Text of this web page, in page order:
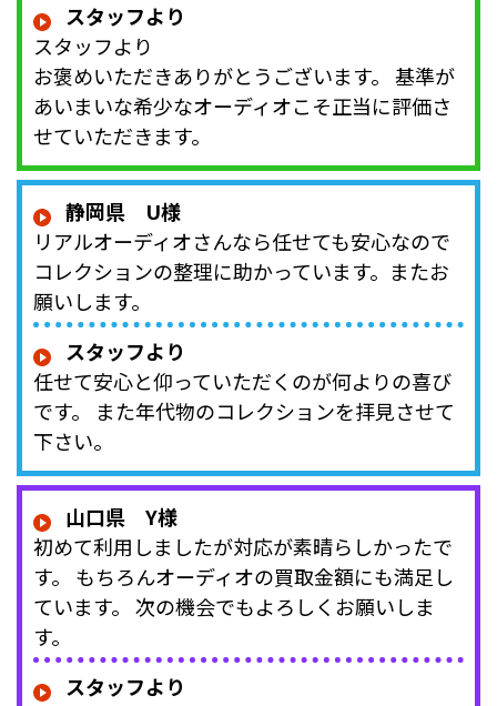
スタッフより
スタッフより
お褒めいただきありがとうございます。 基準が
あいまいな希少なオーディオこそ正当に評価さ
せていただきます。
静岡県 U様
リアルオーディオさんなら任せても安心なので
コレクションの整理に助かっています。またお
願いします。
スタッフより
任せて安心と仰っていただくのが何よりの喜び
です。 また年代物のコレクションを拝見させて
下さい。
山口県 Y様
初めて利用しましたが対応が素晴らしかったで
す。 もちろんオーディオの買取金額にも満足し
ています。 次の機会でもよろしくお願いしま
す。
スタッフより